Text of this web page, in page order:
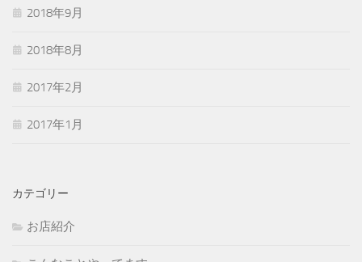
2018年9月
2018年8月
2017年2月
2017年1月
カテゴリー
お店紹介